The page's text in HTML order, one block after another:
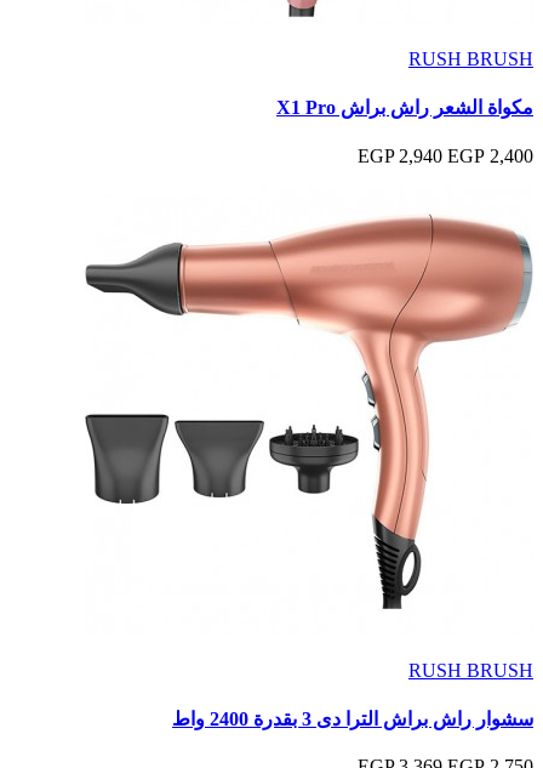
RUSH BRUSH
مكواة الشعر راش براش X1 Pro
2,400 EGP
2,940 EGP
RUSH BRUSH
سشوار راش براش الترا دى 3 بقدرة 2400 واط